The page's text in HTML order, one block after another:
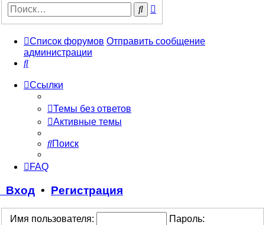
Поиск
Список форумов Отправить сообщение
администрации
Поиск
Ссылки
Темы без ответов
Активные темы
Поиск
FAQ
Вход • Регистрация
Имя пользователя: Пароль: